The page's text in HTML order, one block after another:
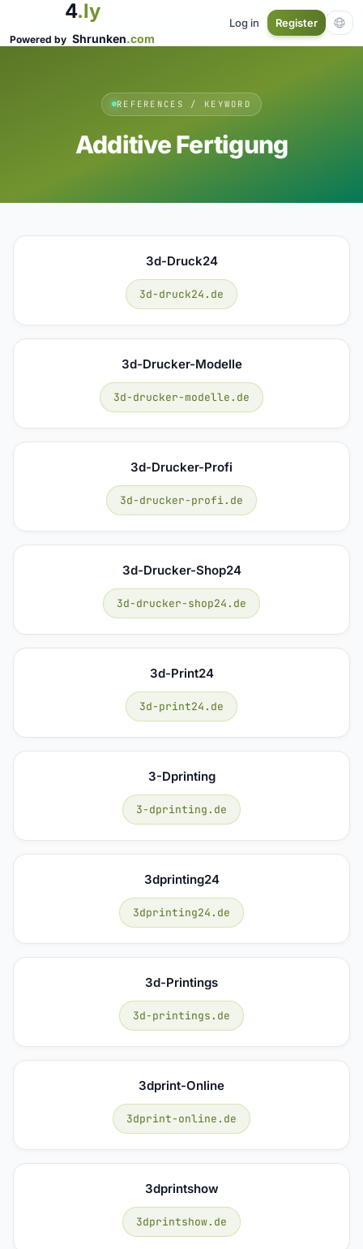
4.ly
Powered by Shrunken.com
Log in Register
REFERENCES / KEYWORD
Additive Fertigung
3d-Druck24
3d-druck24.de
3d-Drucker-Modelle
3d-drucker-modelle.de
3d-Drucker-Profi
3d-drucker-profi.de
3d-Drucker-Shop24
3d-drucker-shop24.de
3d-Print24
3d-print24.de
3-Dprinting
3-dprinting.de
3dprinting24
3dprinting24.de
3d-Printings
3d-printings.de
3dprint-Online
3dprint-online.de
3dprintshow
3dprintshow.de